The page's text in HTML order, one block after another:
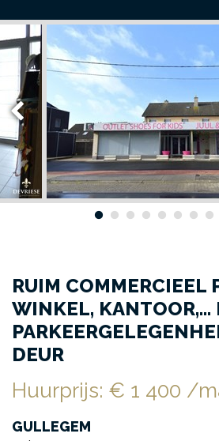
RUIM COMMERCIEEL
WINKEL, KANTOOR,...
DEUR
Huurprijs: € 1 400 /
GULLEGEM